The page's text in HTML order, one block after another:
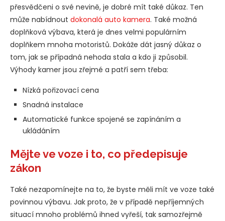
přesvědčeni o své nevině, je dobré mít také důkaz. Ten
může nabídnout dokonalá auto kamera. Také možná
doplňková výbava, která je dnes velmi populárním
doplňkem mnoha motoristů. Dokáže dát jasný důkaz o
tom, jak se případná nehoda stala a kdo ji způsobil.
Výhody kamer jsou zřejmé a patří sem třeba:
Nízká pořizovací cena
Snadná instalace
Automatické funkce spojené se zapínáním a
ukládáním
Mějte ve voze i to, co předepisuje
zákon
Také nezapomínejte na to, že byste měli mít ve voze také
povinnou výbavu. Jak proto, že v případě nepříjemných
situací mnoho problémů ihned vyřeší, tak samozřejmě